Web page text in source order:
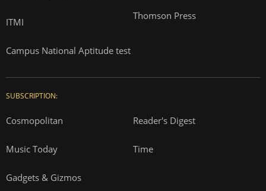
ITMI
Campus National Aptitude test
Thomson Press
SUBSCRIPTION:
Cosmopolitan Reader's Digest
Music Today Time
Gadgets & Gizmos